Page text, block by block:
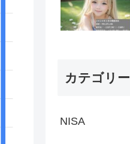
カテゴリー
NISA